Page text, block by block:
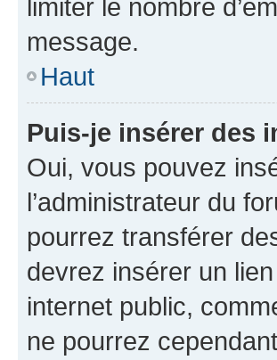
limiter le nombre
message.
Haut
Puis-je insérer des
Oui, vous pouvez
l’administrateur du
pourrez transférer
devrez insérer un
internet public,
ne pourrez